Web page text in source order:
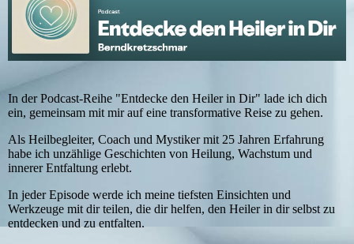
In der Podcast-Reihe "Entdecke den Heiler in Dir" lade ich dich
ein, gemeinsam mit mir auf eine transformative Reise zu gehen.
Als Heilbegleiter, Coach und Mystiker mit 25 Jahren Erfahrung
habe ich unzählige Geschichten von Heilung, Wachstum und
innerer Entfaltung erlebt.
In jeder Episode werde ich meine tiefsten Einsichten und
Werkzeuge mit dir teilen, die dir helfen, den Heiler in dir selbst zu
entdecken und zu entfalten.